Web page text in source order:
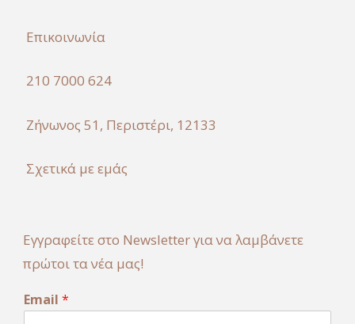
Επικοινωνία
210 7000 624
Ζήνωνος 51, Περιστέρι, 12133
Σχετικά με εμάς
Εγγραφείτε στο Newsletter για να λαμβάνετε
πρώτοι τα νέα μας!
E
m
Email *